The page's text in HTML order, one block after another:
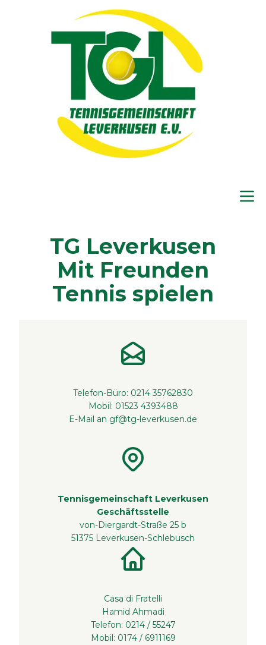
TG Leverkusen
Mit Freunden
Tennis spielen
Telefon-Büro: 0214 35762830
Mobil: 01523 4393488
E-Mail an gf@tg-leverkusen.de
Tennisgemeinschaft Leverkusen
Geschäftsstelle
von-Diergardt-Straße 25 b
51375 Leverkusen-Schlebusch
Casa di Fratelli
Hamid Ahmadi
Telefon: 0214 / 55247
Mobil: 0174 / 6911169